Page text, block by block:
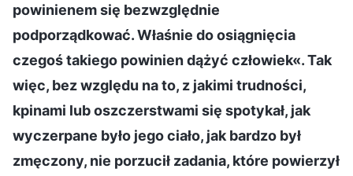
powinienem się bezwzględnie
podporządkować. Właśnie do osiągnięcia
czegoś takiego powinien dążyć człowiek«. Tak
więc, bez względu na to, z jakimi trudności,
kpinami lub oszczerstwami się spotykał, jak
wyczerpane było jego ciało, jak bardzo był
zmęczony, nie porzucił zadania, które powierzył